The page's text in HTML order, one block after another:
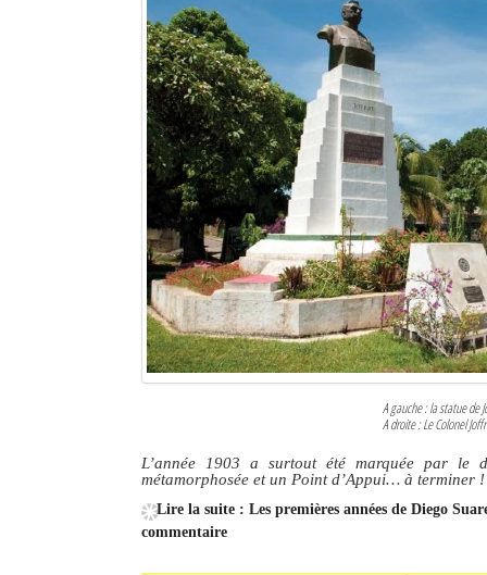
Sites touristiques
Diego Suarez Pratique
Les Petites Annonces
La Tribune de Diego en PDF
A gauche : la statue de
A droite : Le Colonel
L’année 1903 a surtout été marquée par
métamorphosée et un Point d’Appui… à terminer !
Lire la suite : Les premières années de Diego
commentaire